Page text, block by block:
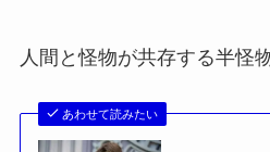
人間と怪物が共存する半怪
あわせて読みたい